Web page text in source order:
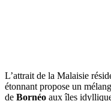
L’attrait de la Malaisie
étonnant propose un
de Bornéo aux îles